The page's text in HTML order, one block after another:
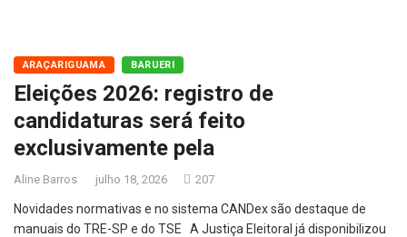
ARAÇARIGUAMA BARUERI
Eleições 2026: registro de
candidaturas será feito
exclusivamente pela
Aline Barros julho 18, 2026 207
Novidades normativas e no sistema CANDex são destaque de
manuais do TRE-SP e do TSE A Justiça Eleitoral já disponibilizou